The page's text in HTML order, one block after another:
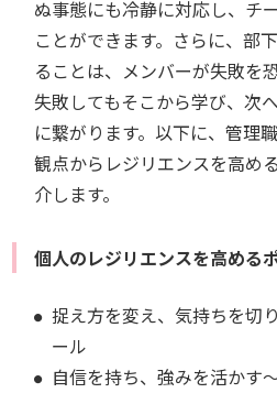
ぬ事態にも冷静に対応し、チ
ことができます。さらに、部
ることは、メンバーが失敗を
失敗してもそこから学び、次
に繋がります。以下に、管理
観点からレジリエンスを高め
介します。
個人のレジリエンスを高める
捉え方を変え、気持ちを切
ール
自信を持ち、強みを活かす